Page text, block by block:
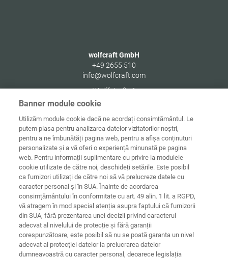
wolfcraft GmbH
+49 2655 510
info@wolfcraft.com
Wolffstraße 1
56746
Acasă
Date de
contact
Informaţii
juridice
Protecţia
datelor
Termeni și
condiții
Directive
privind cookie-
urile Conectare
Declarație
privind
accesibilitatea
Banner module cookie
Utilizăm module cookie dacă ne acordați consimțământul. Le
putem plasa pentru analizarea datelor vizitatorilor noștri,
pentru a ne îmbunătăți pagina web, pentru a afișa conținuturi
personalizate și a vă oferi o experiență minunată pe pagina
web. Pentru informații suplimentare cu privire la modulele
cookie utilizate de către noi, deschideți setările. Este posibil
ca furnizori utilizați de către noi să vă prelucreze datele cu
caracter personal și în SUA. Înainte de acordarea
consimțământului în conformitate cu art. 49 alin. 1 lit. a RGPD,
vă atragem în mod special atenția asupra faptului că furnizorii
din SUA, fără prezentarea unei decizii privind caracterul
adecvat al nivelului de protecție și fără garanții
corespunzătoare, este posibil să nu se poată garanta un nivel
adecvat al protecției datelor la prelucrarea datelor
dumneavoastră cu caracter personal, deoarece legislația